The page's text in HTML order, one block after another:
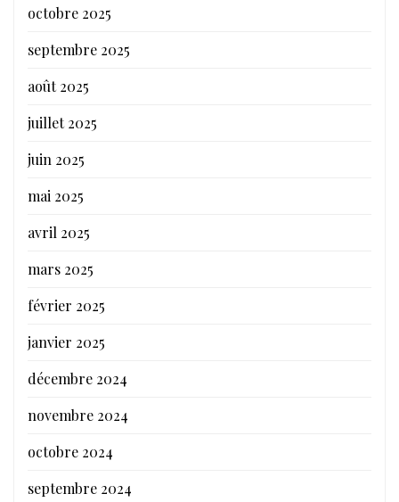
octobre 2025
septembre 2025
août 2025
juillet 2025
juin 2025
mai 2025
avril 2025
mars 2025
février 2025
janvier 2025
décembre 2024
novembre 2024
octobre 2024
septembre 2024